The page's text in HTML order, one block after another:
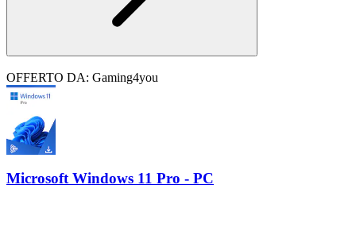
OFFERTO DA: Gaming4you
Microsoft Windows 11 Pro - PC